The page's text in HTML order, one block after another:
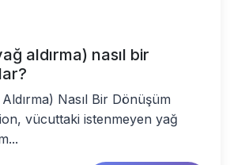
aldırma) nasıl bir
Nasıl Bir Dönüşüm
vücuttaki istenmeyen yağ